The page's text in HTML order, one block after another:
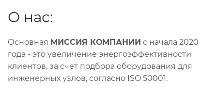
О нас:
Основная МИССИЯ КОМПАНИИ с начала 2020
года - это увеличение энергоэффективности
клиентов, за счет подбора оборудования для
инженерных узлов, согласно ISO 50001.